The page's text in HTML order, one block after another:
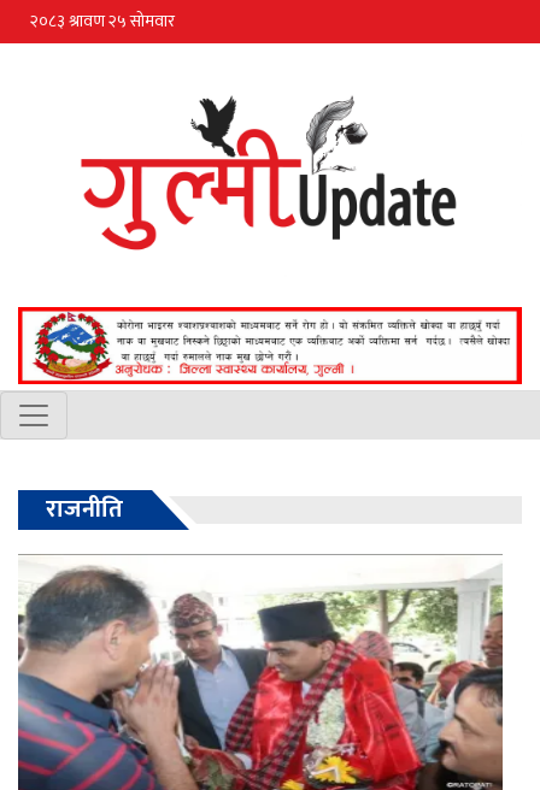
राजनीति